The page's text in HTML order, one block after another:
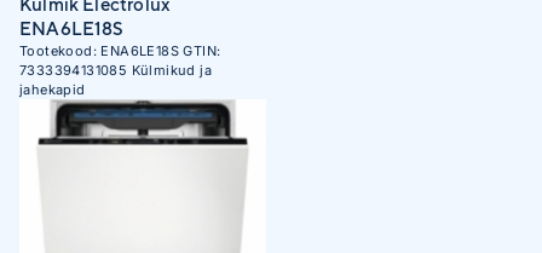
Külmik Electrolux
ENA6LE18S
Tootekood: ENA6LE18S GTIN:
7333394131085 Külmikud ja
jahekapid